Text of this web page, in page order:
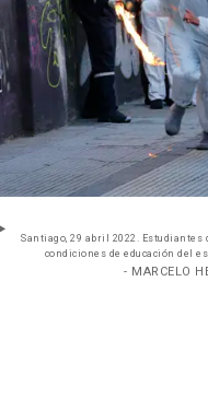
Santiago, 29 abril 2022. Estudiantes del Instituto Nacional protestan por mejoras en las
- MARCELO